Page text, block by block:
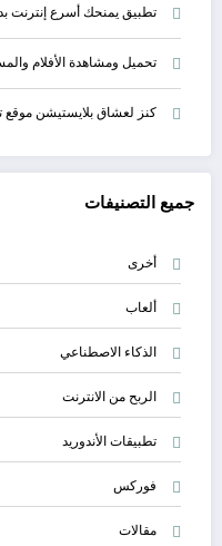
تطبيق يمنحك أسرع إنترنت
تحميل ومشاهدة الأفلام
كنز لعشاق بلايستيشن موقع
جميع التصنيفات
أخرى
ألعاب
الذكاء الاصطناعي
الربح من الانترنت
تطبيقات الأندوريد
فوركس
مقالات